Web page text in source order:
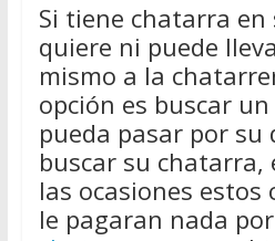
Si tiene chatarra en
quiere ni puede
mismo a la
opción es buscar
pueda pasar por su
buscar su chatarra,
las ocasiones
le pagaran nada por